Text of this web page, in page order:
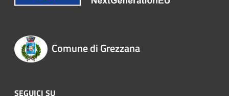
Comune di Grezzana
SEGUICI SU